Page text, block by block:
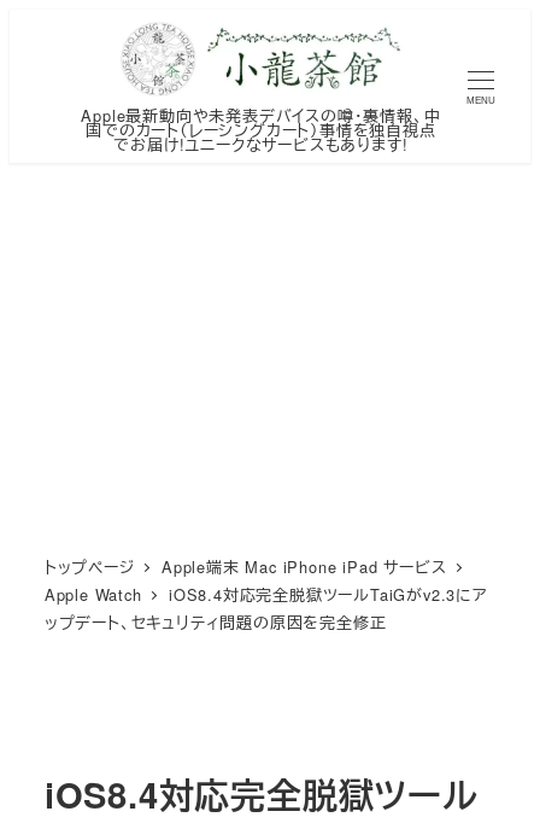
Apple最新動向や未発表デバイスの噂・裏情報、中
国でのカート（レーシングカート）事情を独自視点
でお届け!ユニークなサービスもあります!
MENU
トップページ
Apple端末 Mac iPhone iPad サービス
Apple Watch
iOS8.4対応完全脱獄ツールTaiGがv2.3にア
ップデート、セキュリティ問題の原因を完全修正
iOS8.4対応完全脱獄ツール